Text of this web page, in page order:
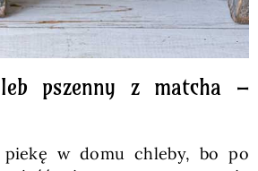
pszenny z matcha –
piekę w domu chleby, bo po